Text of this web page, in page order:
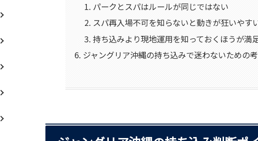
パークとスパはルールが同じではない
スパ再入場不可を知らないと動きが狂いやす
持ち込みより現地運用を知っておくほうが満
ジャングリア沖縄の持ち込みで迷わないための